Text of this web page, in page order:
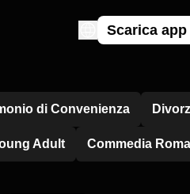
Scarica app
di Convenienza
Adult Commedia